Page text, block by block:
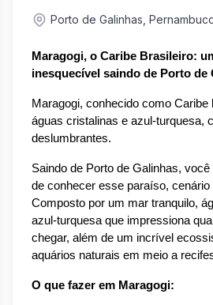
Porto de Galinhas,
Maragogi, o Caribe Brasileiro:
inesquecível saindo de Porto de
Maragogi, conhecido como Caribe
águas cristalinas e azul-turquesa,
deslumbrantes.
Saindo de Porto de Galinhas,
de conhecer esse paraíso, cenário
Composto por um mar tranquilo,
azul-turquesa que impressiona
chegar, além de um incrível
aquários naturais em meio a
O que fazer em Maragogi: